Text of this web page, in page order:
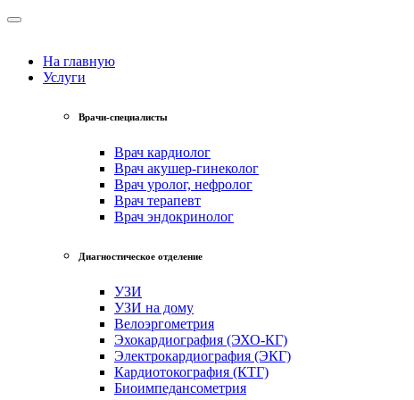
На главную
Услуги
Врачи-специалисты
Врач кардиолог
Врач акушер-гинеколог
Врач уролог, нефролог
Врач терапевт
Врач эндокринолог
Диагностическое отделение
УЗИ
УЗИ на дому
Велоэргометрия
Эхокардиография (ЭХО-КГ)
Электрокардиография (ЭКГ)
Кардиотокография (КТГ)
Биоимпедансометрия